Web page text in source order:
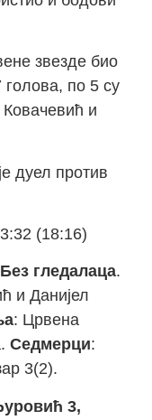
звезде био
голова, по 5 су
и
дуел против
(18:16)
Без гледалаца.
и Данијел
: Црвена
Седмерци:
3(2).
3,